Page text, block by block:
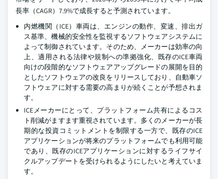
長率（CAGR）7.9%で成長すると予測されています。
内燃機関（ICE）車両は、エンジンの動作、変速、排出ガ
ス基準、機械的安全性を監視するソフトウェアシステムに
よって制御されています。そのため、メーカーは効率の向
上、適用される法律や規制への準拠強化、既存のICE車両
向けの段階的なソフトウェアアップグレードの展開を目的
としたソフトウェアの改良をリリースしており、自動車ソ
フトウェアに対する需要の高まりが続くことが予想されま
す。
ICEメーカーにとって、プラットフォーム共有によるコス
ト削減がますます重視されています。多くのメーカーが長
期的な投資コミットメントを制限する一方で、既存のICE
アプリケーションが将来のプラットフォームでも利用可能
であり、既存のICEアプリケーションに対するライフサイ
クルアップデートを受けられるようにしたいと考えていま
す。